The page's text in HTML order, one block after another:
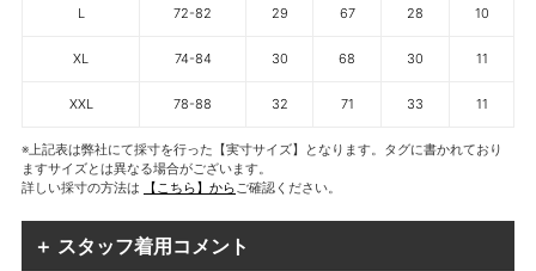
L 72-82 29 67 28 10
XL 74-84 30 68 30 11
XXL 78-88 32 71 33 11
※上記表は弊社にて採寸を行った【実寸サイズ】となります。タグに書かれており
ますサイズとは異なる場合がございます。
詳しい採寸の方法は
【こちら】からご確認ください。
＋ スタッフ着用コメント